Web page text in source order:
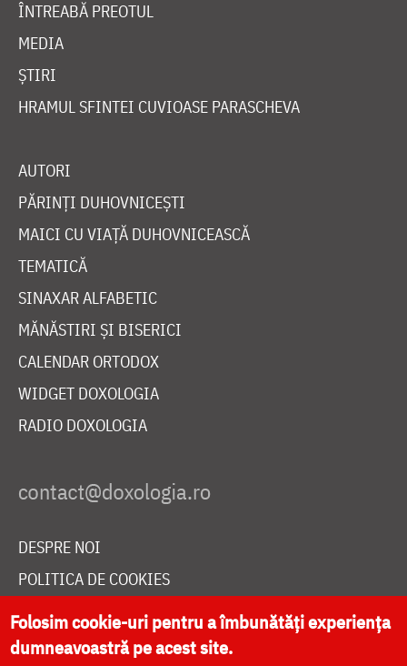
ÎNTREABĂ PREOTUL
MEDIA
ȘTIRI
HRAMUL SFINTEI CUVIOASE PARASCHEVA
AUTORI
PĂRINȚI DUHOVNICEȘTI
MAICI CU VIAȚĂ DUHOVNICEASCĂ
TEMATICĂ
SINAXAR ALFABETIC
MĂNĂSTIRI ȘI BISERICI
CALENDAR ORTODOX
WIDGET DOXOLOGIA
RADIO DOXOLOGIA
DESPRE NOI
POLITICA DE COOKIES
DONEAZĂ ONLINE PENTRU CATEDRALA NAȚIONALĂ
Folosim cookie-uri pentru a îmbunătăți experiența
dumneavoastră pe acest site.